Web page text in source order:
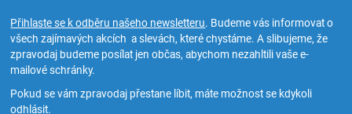
Přihlaste se k odběru našeho newsletteru. Budeme vás informovat o
všech zajímavých akcích a slevách, které chystáme. A slibujeme, že
zpravodaj budeme posílat jen občas, abychom nezahltili vaše e-
mailové schránky.
Pokud se vám zpravodaj přestane líbit, máte možnost se kdykoli
odhlásit.